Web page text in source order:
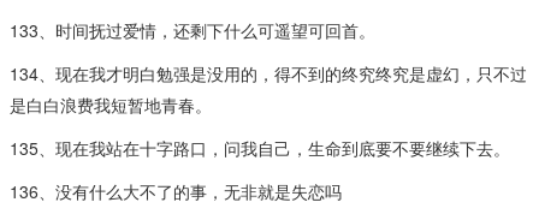
133、时间抚过爱情，还剩下什么可遥望可回首。
134、现在我才明白勉强是没用的，得不到的终究终究是虚幻，只不过
是白白浪费我短暂地青春。
135、现在我站在十字路口，问我自己，生命到底要不要继续下去。
136、没有什么大不了的事，无非就是失恋吗